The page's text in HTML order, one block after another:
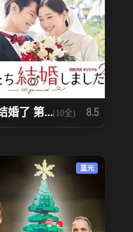
婚了 第...(10全) 8.5
蓝光